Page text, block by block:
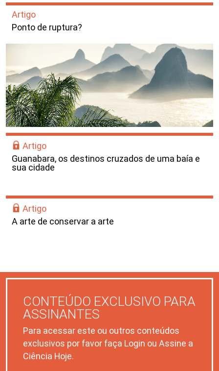
Artigo
Ponto de ruptura?
Artigo
Guanabara, os destinos cruzados de uma baía e
sua cidade
Artigo
A arte de conservar a arte
CONTEÚDO EXCLUSIVO PARA
ASSINANTES
Para acessar este ou outros conteúdos
exclusivos por favor faça Login ou Assine a
Ciência Hoje.